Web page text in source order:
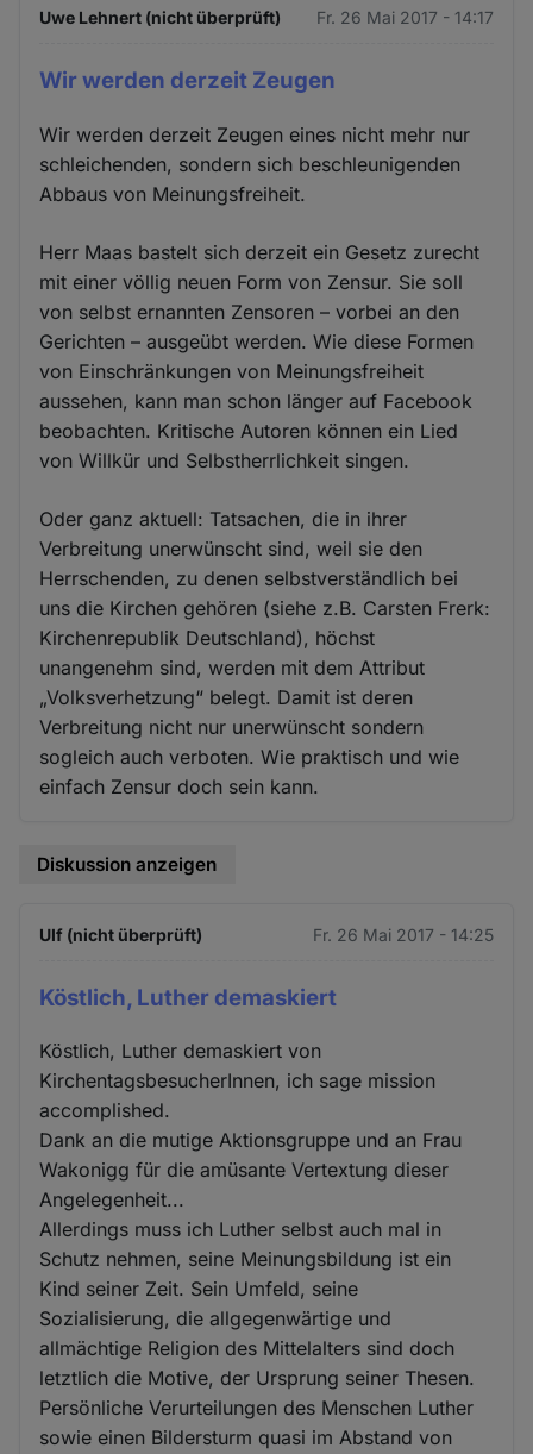
Uwe Lehnert (nicht überprüft) Fr. 26 Mai 2017 - 14:17
Wir werden derzeit Zeugen
Wir werden derzeit Zeugen eines nicht mehr nur
schleichenden, sondern sich beschleunigenden
Abbaus von Meinungsfreiheit.
Herr Maas bastelt sich derzeit ein Gesetz zurecht
mit einer völlig neuen Form von Zensur. Sie soll
von selbst ernannten Zensoren – vorbei an den
Gerichten – ausgeübt werden. Wie diese Formen
von Einschränkungen von Meinungsfreiheit
aussehen, kann man schon länger auf Facebook
beobachten. Kritische Autoren können ein Lied
von Willkür und Selbstherrlichkeit singen.
Oder ganz aktuell: Tatsachen, die in ihrer
Verbreitung unerwünscht sind, weil sie den
Herrschenden, zu denen selbstverständlich bei
uns die Kirchen gehören (siehe z.B. Carsten Frerk:
Kirchenrepublik Deutschland), höchst
unangenehm sind, werden mit dem Attribut
„Volksverhetzung“ belegt. Damit ist deren
Verbreitung nicht nur unerwünscht sondern
sogleich auch verboten. Wie praktisch und wie
einfach Zensur doch sein kann.
Diskussion anzeigen
Ulf (nicht überprüft) Fr. 26 Mai 2017 - 14:25
Köstlich, Luther demaskiert
Köstlich, Luther demaskiert von
KirchentagsbesucherInnen, ich sage mission
accomplished.
Dank an die mutige Aktionsgruppe und an Frau
Wakonigg für die amüsante Vertextung dieser
Angelegenheit...
Allerdings muss ich Luther selbst auch mal in
Schutz nehmen, seine Meinungsbildung ist ein
Kind seiner Zeit. Sein Umfeld, seine
Sozialisierung, die allgegenwärtige und
allmächtige Religion des Mittelalters sind doch
letztlich die Motive, der Ursprung seiner Thesen.
Persönliche Verurteilungen des Menschen Luther
sowie einen Bildersturm quasi im Abstand von